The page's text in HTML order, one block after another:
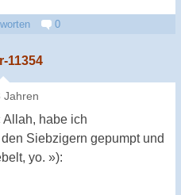
0
11354
Jahren
Allah, habe ich
Siebzigern gepumpt und
yo. »):